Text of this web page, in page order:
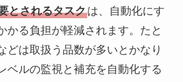
とされるタスクは、自動化にす
かる負担が軽減されます。たと
どは取扱う品数が多いとかなり
ベルの監視と補充を自動化する